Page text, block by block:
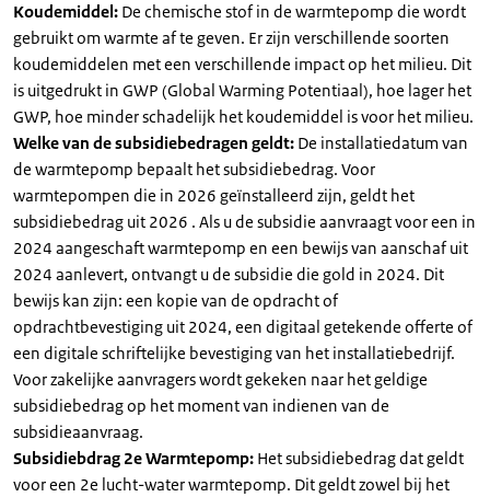
Koudemiddel: De chemische stof in de warmtepomp die wordt
gebruikt om warmte af te geven. Er zijn verschillende soorten
koudemiddelen met een verschillende impact op het milieu. Dit
is uitgedrukt in GWP (Global Warming Potentiaal), hoe lager het
GWP, hoe minder schadelijk het koudemiddel is voor het milieu.
Welke van de subsidiebedragen geldt: De installatiedatum van
de warmtepomp bepaalt het subsidiebedrag. Voor
warmtepompen die in 2026 geïnstalleerd zijn, geldt het
subsidiebedrag uit 2026 . Als u de subsidie aanvraagt voor een in
2024 aangeschaft warmtepomp en een bewijs van aanschaf uit
2024 aanlevert, ontvangt u de subsidie die gold in 2024. Dit
bewijs kan zijn: een kopie van de opdracht of
opdrachtbevestiging uit 2024, een digitaal getekende offerte of
een digitale schriftelijke bevestiging van het installatiebedrijf.
Voor zakelijke aanvragers wordt gekeken naar het geldige
subsidiebedrag op het moment van indienen van de
subsidieaanvraag.
Subsidiebdrag 2e Warmtepomp: Het subsidiebedrag dat geldt
voor een 2e lucht-water warmtepomp. Dit geldt zowel bij het